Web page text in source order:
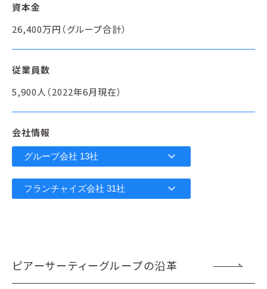
資本金
26,400万円（グループ合計）
従業員数
5,900人（2022年6月現在）
会社情報
グループ会社 13社 expand_more
フランチャイズ会社 31社 expand_more
ピアーサーティーグループの沿革